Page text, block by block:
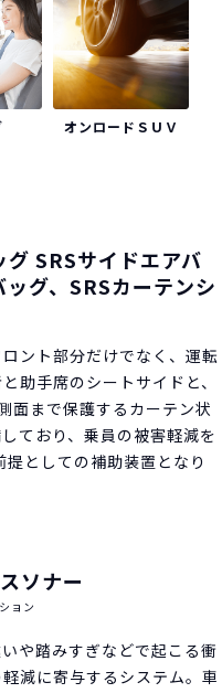
オンロードＳＵＶ
SRSサイドエアバ
グ、SRSカーテンシ
ント部分だけでなく、運転
助手席のシートサイドと、
面まで保護するカーテン状
ており、乗員の被害軽減を
としての補助装置となり
ソナー
ョン
や踏みすぎなどで起こる衝
減に寄与するシステム。車